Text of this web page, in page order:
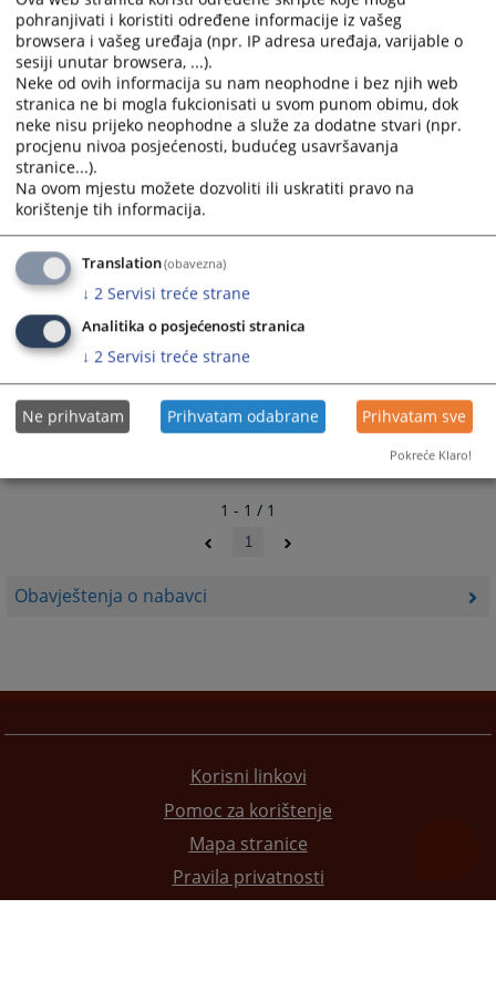
Obavještenja o nabavci
calendar
and
select
a
date.
Press
the
question
mark
key
get
the
keyboard
shortcuts
for
changing
dates.
calendar
and
select
a
date.
Press
question
mark
key
to
get
keyboard
shortcuts
for
changing
dates.
1 - 1 / 1
1
Korisni linkovi
Pomoc za korištenje
Mapa stranice
Pravila privatnosti
pohranjivati i koristiti određene informacije iz vašeg
browsera i vašeg uređaja (npr. IP adresa uređaja, varijable o
sesiji unutar browsera, ...).
Neke od ovih informacija su nam neophodne i bez njih web
stranica ne bi mogla fukcionisati u svom punom obimu, dok
neke nisu prijeko neophodne a služe za dodatne stvari (npr.
procjenu nivoa posjećenosti, budućeg usavršavanja
stranice...).
Na ovom mjestu možete dozvoliti ili uskratiti pravo na
korištenje tih informacija.
Translation(obavezna)
↓ 2 Servisi treće strane
Analitika o posjećenosti stranica
↓ 2 Servisi treće strane
Ne prihvatam Prihvatam odabrane Prihvatam sve
Pokreće Klaro!